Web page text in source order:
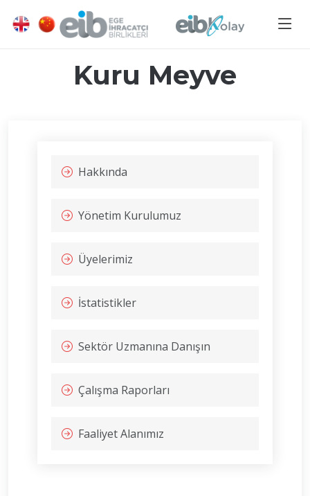
Kuru Meyve
Hakkında
Yönetim Kurulumuz
Üyelerimiz
İstatistikler
Sektör Uzmanına Danışın
Çalışma Raporları
Faaliyet Alanımız